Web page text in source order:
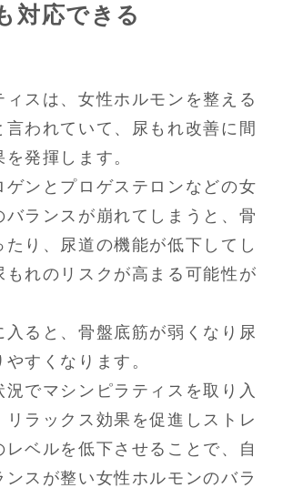
対応できる
ィスは、女性ホルモンを整える
言われていて、尿もれ改善に間
発揮します。
ゲンとプロゲステロンなどの女
バランスが崩れてしまうと、骨
たり、尿道の機能が低下してし
もれのリスクが高まる可能性が
入ると、骨盤底筋が弱くなり尿
すくなります。
況でマシンピラティスを取り入
リラックス効果を促進しストレ
レベルを低下させることで、自
ンスが整い女性ホルモンのバラ